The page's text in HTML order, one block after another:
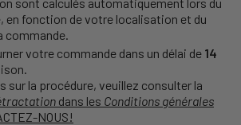
en fonction de votre localisation et du
commande.
votre commande dans un délai de 14
sur la procédure, veuillez consulter la
dans les Conditions générales
NOUS!